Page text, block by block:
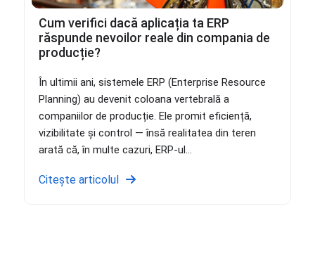
Cum verifici dacă aplicația ta ERP
răspunde nevoilor reale din compania de
producție?
În ultimii ani, sistemele ERP (Enterprise Resource
Planning) au devenit coloana vertebrală a
companiilor de producție. Ele promit eficiență,
vizibilitate și control — însă realitatea din teren
arată că, în multe cazuri, ERP-ul...
Citește articolul